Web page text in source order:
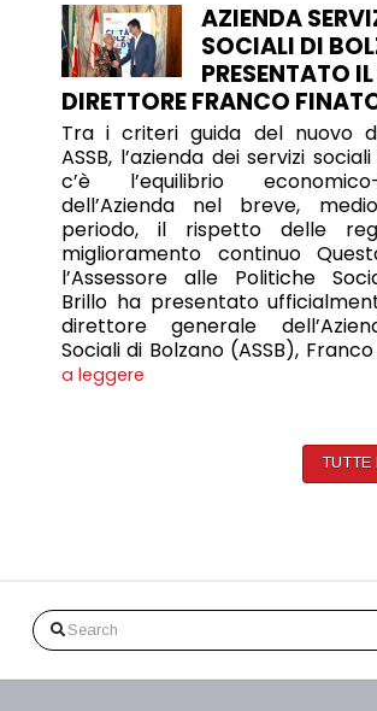
AZIENDA
SOCIALI DI
PRESENTATO
DIRETTORE FRANCO
Tra i criteri guida del nuovo
ASSB, l’azienda dei servizi
c’è l’equilibrio economico-
dell’Azienda nel breve,
periodo, il rispetto delle
miglioramento continuo
l’Assessore alle Politiche
Brillo ha presentato
direttore generale
Sociali di Bolzano (ASSB),
a leggere
TUTTE
Search